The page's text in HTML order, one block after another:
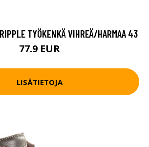
TYÖKENKÄ VIHREÄ/HARMAA 43
77.9 EUR
LISÄTIETOJA